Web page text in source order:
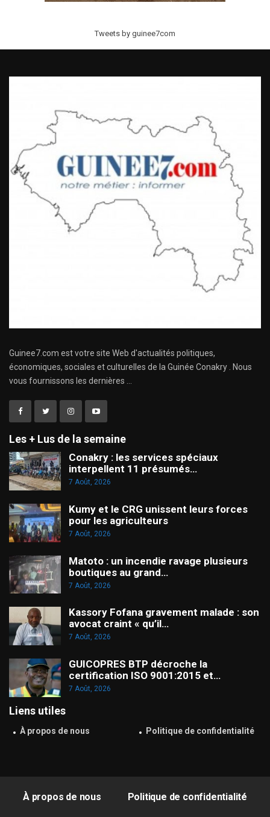
Tweets by guinee7com
Guinee7.com est votre site Web d'actualités politiques,
économiques, sociales et culturelles de la Guinée Conakry . Nous
vous fournissons les dernières ...
Les + Lus de la semaine
Conakry : les services spéciaux
interpellent 11 présumés…
7 Août, 2026
Kumy et le CRG unissent leurs forces
pour les agriculteurs
7 Août, 2026
Matoto : un incendie ravage plusieurs
boutiques au grand…
7 Août, 2026
Kassory Fofana gravement malade : son
avocat craint « qu’il…
7 Août, 2026
GUICOPRES BTP décroche la
certification ISO 9001:2015 et…
7 Août, 2026
Liens utiles
À propos de nous Politique de confidentialité
À propos de nous Politique de confidentialité